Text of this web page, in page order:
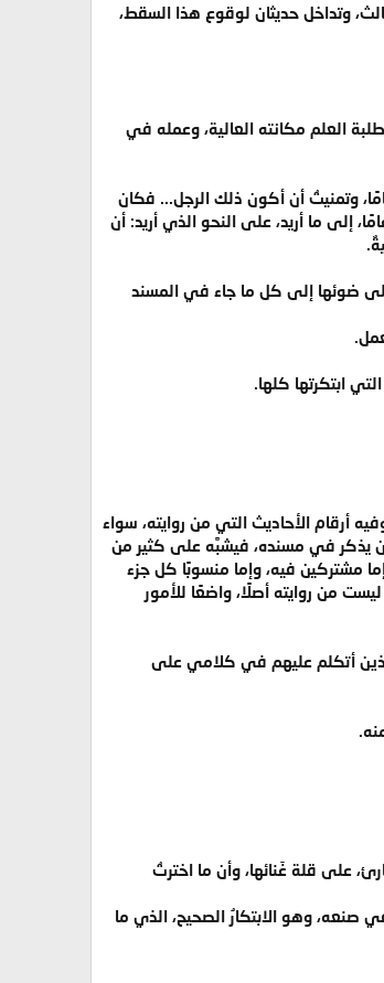
وتداخل حديثان لوقوع هذا السقط،
العلم مكانته العالية، وعمله في
وتمنيتُ أن أكون ذلك الرجل... فكان
إلى ما أريد، على النحو الذي أريد: أن
على ضوئها إلى كل ما جاء في المسند
ابتكرتها كلها.
أرقام الأحاديث التي من روايته، سواء
يذكر في مسنده، فيشبَّه على كثير من
مشتركين فيه، وإما منسوبًا كل جزء
من روايته أصلًا، واضعًا للأمور
الذين أتكلم عليهم في كلامي على
على قلة غَنائها، وأن ما اخترتُ
صنعه، وهو الابتكارُ الصحيح، الذي ما